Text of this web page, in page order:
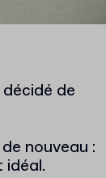
de
nouveau :
idéal.